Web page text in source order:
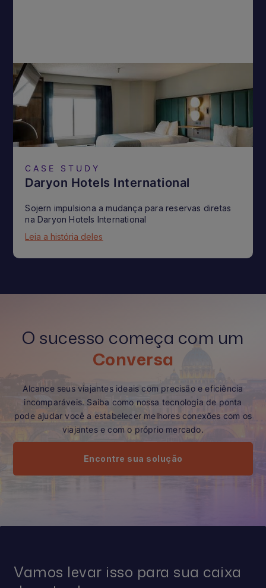
CASE STUDY
Daryon Hotels International
Sojern impulsiona a mudança para reservas diretas
na Daryon Hotels International
Leia a história deles
O sucesso começa com um
Conversa
Alcance seus viajantes ideais com precisão e eficiência
incomparáveis. Saiba como nossa tecnologia de ponta
pode ajudar você a estabelecer melhores conexões com os
viajantes e com o próprio mercado.
Encontre sua solução
Vamos levar isso para sua caixa